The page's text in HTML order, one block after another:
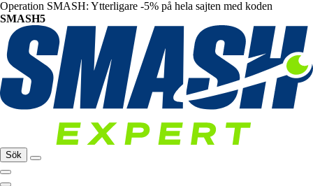
Operation SMASH: Ytterligare -5% på hela sajten med koden
SMASH5
Sök